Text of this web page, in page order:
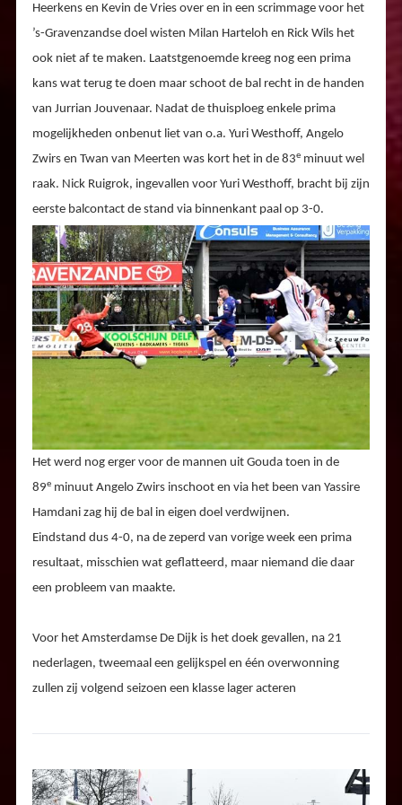
Heerkens en Kevin de Vries over en in een scrimmage voor het
’s-Gravenzandse doel wisten Milan Harteloh en Rick Wils het
ook niet af te maken. Laatstgenoemde kreeg nog een prima
kans wat terug te doen maar schoot de bal recht in de handen
van Jurrian Jouvenaar. Nadat de thuisploeg enkele prima
mogelijkheden onbenut liet van o.a. Yuri Westhoff, Angelo
Zwirs en Twan van Meerten was kort het in de 83e minuut wel
raak. Nick Ruigrok, ingevallen voor Yuri Westhoff, bracht bij zijn
eerste balcontact de stand via binnenkant paal op 3-0.
Het werd nog erger voor de mannen uit Gouda toen in de
89e minuut Angelo Zwirs inschoot en via het been van Yassire
Hamdani zag hij de bal in eigen doel verdwijnen.
Eindstand dus 4-0, na de zeperd van vorige week een prima
resultaat, misschien wat geflatteerd, maar niemand die daar
een probleem van maakte.
Voor het Amsterdamse De Dijk is het doek gevallen, na 21
nederlagen, tweemaal een gelijkspel en één overwonning
zullen zij volgend seizoen een klasse lager acteren